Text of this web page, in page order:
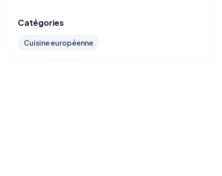
Catégories
Cuisine européenne